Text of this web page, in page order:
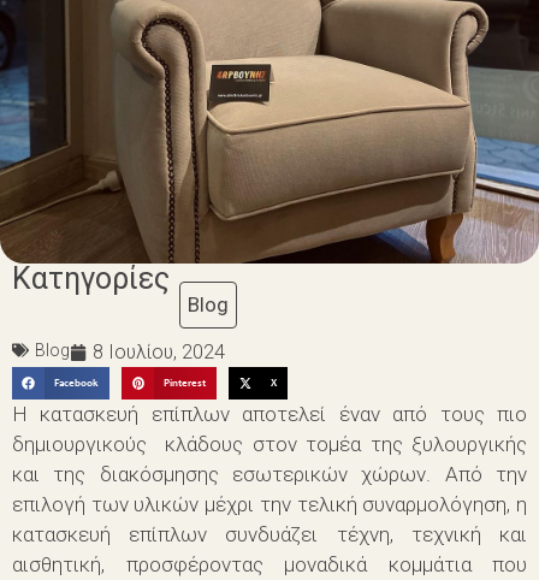
Κατηγορίες
Blog
Blog 8 Ιουλίου, 2024
Facebook Pinterest X
Η κατασκευή επίπλων αποτελεί έναν από τους πιο
δημιουργικούς κλάδους στον τομέα της ξυλουργικής
και της διακόσμησης εσωτερικών χώρων. Από την
επιλογή των υλικών μέχρι την τελική συναρμολόγηση, η
κατασκευή επίπλων συνδυάζει τέχνη, τεχνική και
αισθητική, προσφέροντας μοναδικά κομμάτια που